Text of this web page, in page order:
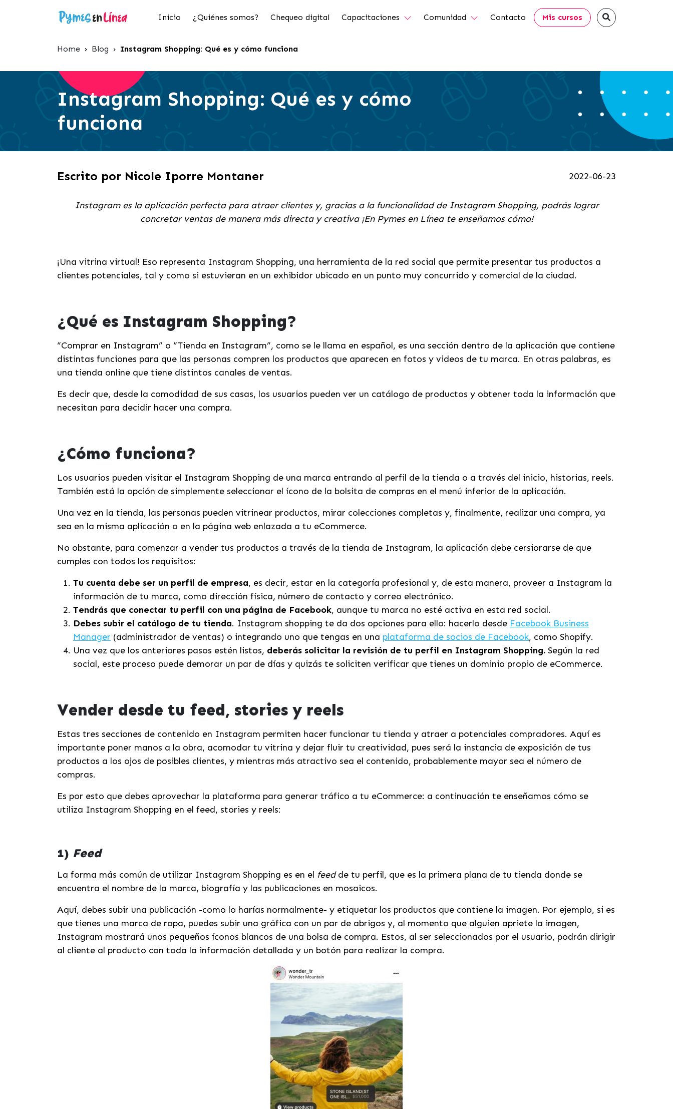
Inicio ¿Quiénes somos? Chequeo digital Capacitaciones Comunidad Contacto Mis cursos
Home › Blog › Instagram Shopping: Qué es y cómo funciona
Instagram Shopping: Qué es y cómo
funciona
Escrito por Nicole Iporre Montaner 2022-06-23
Instagram es la aplicación perfecta para atraer clientes y, gracias a la funcionalidad de Instagram Shopping, podrás lograr
concretar ventas de manera más directa y creativa ¡En Pymes en Línea te enseñamos cómo!
¡Una vitrina virtual! Eso representa Instagram Shopping, una herramienta de la red social que permite presentar tus productos a
clientes potenciales, tal y como si estuvieran en un exhibidor ubicado en un punto muy concurrido y comercial de la ciudad.
¿Qué es Instagram Shopping?
“Comprar en Instagram” o “Tienda en Instagram”, como se le llama en español, es una sección dentro de la aplicación que contiene
distintas funciones para que las personas compren los productos que aparecen en fotos y videos de tu marca. En otras palabras, es
una tienda online que tiene distintos canales de ventas.
Es decir que, desde la comodidad de sus casas, los usuarios pueden ver un catálogo de productos y obtener toda la información que
necesitan para decidir hacer una compra.
¿Cómo funciona?
Los usuarios pueden visitar el Instagram Shopping de una marca entrando al perfil de la tienda o a través del inicio, historias, reels.
También está la opción de simplemente seleccionar el ícono de la bolsita de compras en el menú inferior de la aplicación.
Una vez en la tienda, las personas pueden vitrinear productos, mirar colecciones completas y, finalmente, realizar una compra, ya
sea en la misma aplicación o en la página web enlazada a tu eCommerce.
No obstante, para comenzar a vender tus productos a través de la tienda de Instagram, la aplicación debe cersiorarse de que
cumples con todos los requisitos:
Tu cuenta debe ser un perfil de empresa, es decir, estar en la categoría profesional y, de esta manera, proveer a Instagram la
información de tu marca, como dirección física, número de contacto y correo electrónico.
Tendrás que conectar tu perfil con una página de Facebook, aunque tu marca no esté activa en esta red social.
Debes subir el catálogo de tu tienda. Instagram shopping te da dos opciones para ello: hacerlo desde Facebook Business
Manager (administrador de ventas) o integrando uno que tengas en una plataforma de socios de Facebook, como Shopify.
Una vez que los anteriores pasos estén listos, deberás solicitar la revisión de tu perfil en Instagram Shopping. Según la red
social, este proceso puede demorar un par de días y quizás te soliciten verificar que tienes un dominio propio de eCommerce.
Vender desde tu feed, stories y reels
Estas tres secciones de contenido en Instagram permiten hacer funcionar tu tienda y atraer a potenciales compradores. Aquí es
importante poner manos a la obra, acomodar tu vitrina y dejar fluir tu creatividad, pues será la instancia de exposición de tus
productos a los ojos de posibles clientes, y mientras más atractivo sea el contenido, probablemente mayor sea el número de
compras.
Es por esto que debes aprovechar la plataforma para generar tráfico a tu eCommerce: a continuación te enseñamos cómo se
utiliza Instagram Shopping en el feed, stories y reels:
1) Feed
La forma más común de utilizar Instagram Shopping es en el feedde tu perfil, que es la primera plana de tu tienda donde se
encuentra el nombre de la marca, biografía y las publicaciones en mosaicos.
Aquí, debes subir una publicación -como lo harías normalmente- y etiquetar los productos que contiene la imagen. Por ejemplo, si es
que tienes una marca de ropa, puedes subir una gráfica con un par de abrigos y, al momento que alguien apriete la imagen,
Instagram mostrará unos pequeños íconos blancos de una bolsa de compra. Estos, al ser seleccionados por el usuario, podrán dirigir
al cliente al producto con toda la información detallada y un botón para realizar la compra.